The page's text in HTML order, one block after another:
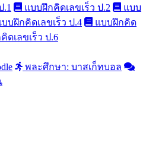
.1
แบบฝึกคิดเลขเร็ว ป.2
แบบ
บบฝึกคิดเลขเร็ว ป.4
แบบฝึกคิด
ดเลขเร็ว ป.6
พละศึกษา: บาสเก็ทบอล